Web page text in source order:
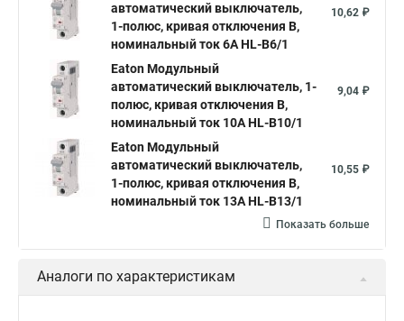
автоматический выключатель,
1-полюс, кривая отключения B,
номинальный ток 6А HL-B6/1
10,62 ₽
Eaton Модульный
автоматический выключатель, 1-
полюс, кривая отключения B,
номинальный ток 10А HL-B10/1
9,04 ₽
Eaton Модульный
автоматический выключатель,
1-полюс, кривая отключения B,
номинальный ток 13А HL-B13/1
10,55 ₽
Показать больше
Аналоги по характеристикам